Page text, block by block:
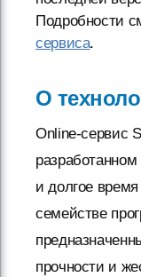
Подробности
сервиса.
О
Online-сервис
и долгое
семействе
прочности и